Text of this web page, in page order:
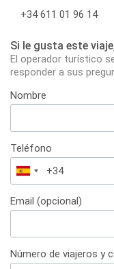
+34 611 01 96 14
Si le gusta este
El operador turístico
responder a sus
Nombre
Teléfono
España
+34
Email (opcional)
Número de viajeros y